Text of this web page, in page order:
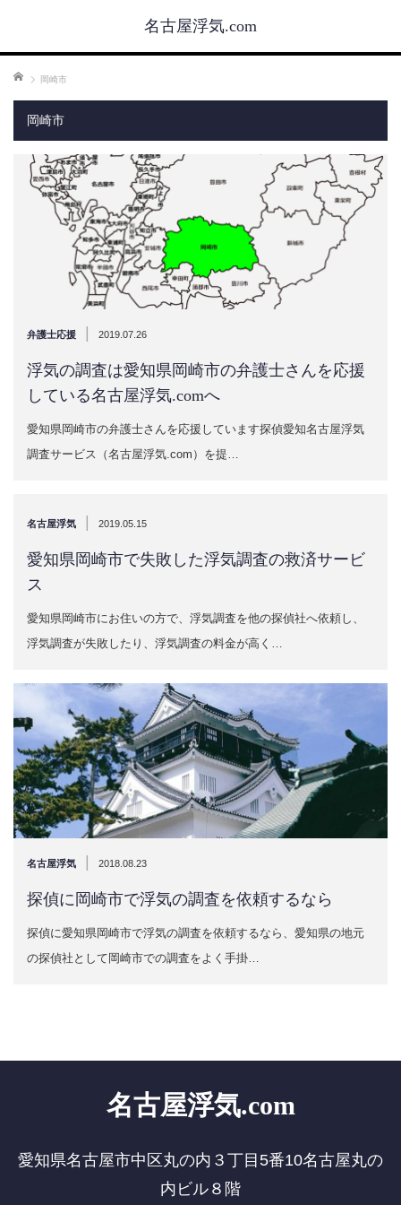
名古屋浮気.com
ホーム 岡崎市
岡崎市
弁護士応援 2019.07.26
浮気の調査は愛知県岡崎市の弁護士さんを応援
している名古屋浮気.comへ
愛知県岡崎市の弁護士さんを応援しています探偵愛知名古屋浮気
調査サービス（名古屋浮気.com）を提…
名古屋浮気 2019.05.15
愛知県岡崎市で失敗した浮気調査の救済サービ
ス
愛知県岡崎市にお住いの方で、浮気調査を他の探偵社へ依頼し、
浮気調査が失敗したり、浮気調査の料金が高く…
名古屋浮気 2018.08.23
探偵に岡崎市で浮気の調査を依頼するなら
探偵に愛知県岡崎市で浮気の調査を依頼するなら、愛知県の地元
の探偵社として岡崎市での調査をよく手掛…
名古屋浮気.com
愛知県名古屋市中区丸の内３丁目5番10名古屋丸の
内ビル８階